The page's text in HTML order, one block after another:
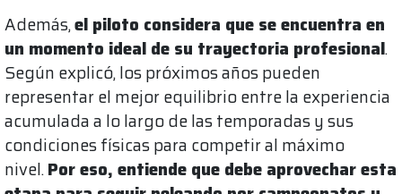
Además,el piloto considera que se encuentra en
un momento ideal de su trayectoria profesional.
Según explicó, los próximos años pueden
representar el mejor equilibrio entre la experiencia
acumulada a lo largo de las temporadas y sus
condiciones físicas para competir al máximo
nivel.Por eso, entiende que debe aprovechar esta